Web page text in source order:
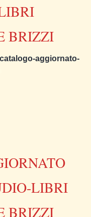
BRIZZI
aggiornato-
LIBRI
BRIZZI